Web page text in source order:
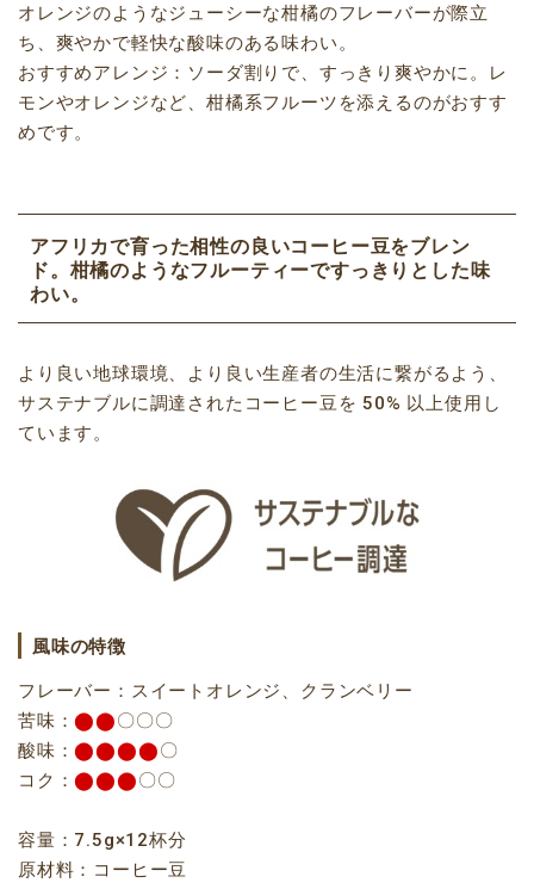
オレンジのようなジューシーな柑橘のフレーバーが際立
ち、爽やかで軽快な酸味のある味わい。
おすすめアレンジ：ソーダ割りで、すっきり爽やかに。レ
モンやオレンジなど、柑橘系フルーツを添えるのがおすす
めです。
アフリカで育った相性の良いコーヒー豆をブレン
ド。柑橘のようなフルーティーですっきりとした味
わい。
より良い地球環境、より良い生産者の生活に繋がるよう、
サステナブルに調達されたコーヒー豆を 50% 以上使用し
ています。
風味の特徴
フレーバー：スイートオレンジ、クランベリー
苦味：⬤⬤〇〇〇
酸味：⬤⬤⬤⬤〇
コク：⬤⬤⬤〇〇
容量：7.5g×12杯分
原材料：コーヒー豆